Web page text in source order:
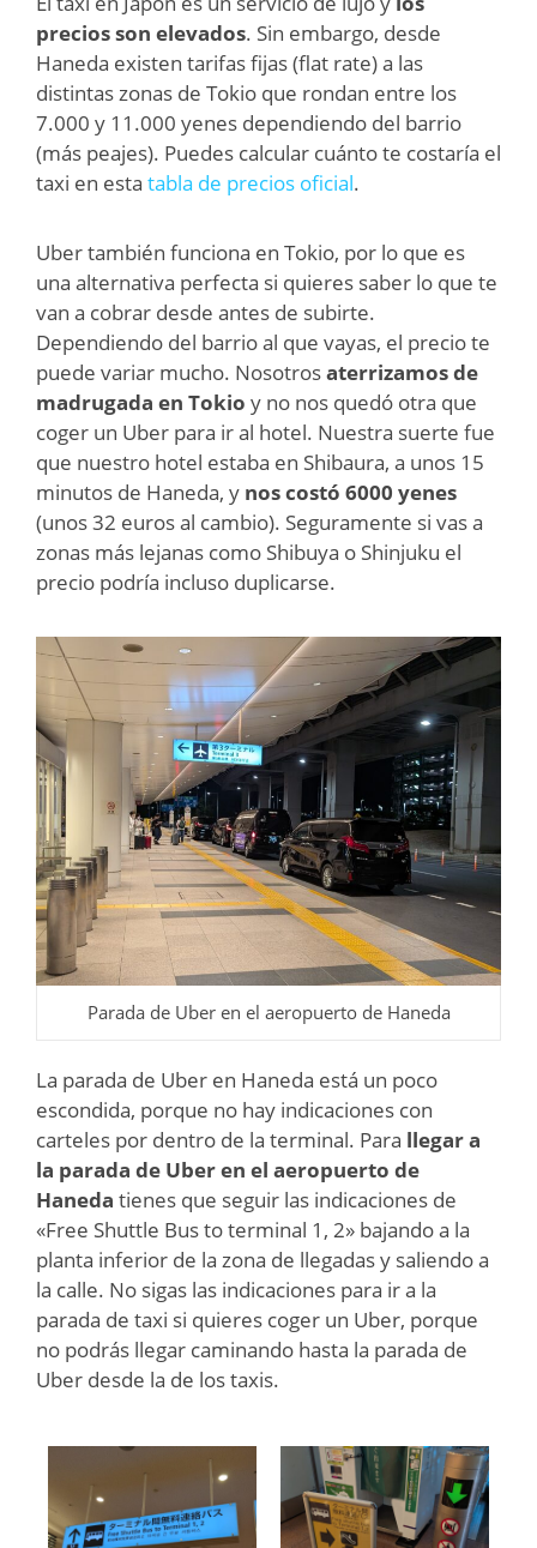
precios son elevados. Sin embargo, desde
Haneda existen tarifas fijas (flat rate) a las
distintas zonas de Tokio que rondan entre los
7.000 y 11.000 yenes dependiendo del barrio
(más peajes). Puedes calcular cuánto te costaría el
taxi en esta tabla de precios oficial.
Uber también funciona en Tokio, por lo que es
una alternativa perfecta si quieres saber lo que te
van a cobrar desde antes de subirte.
Dependiendo del barrio al que vayas, el precio te
puede variar mucho. Nosotrosaterrizamos de
madrugada en Tokio y no nos quedó otra que
coger un Uber para ir al hotel. Nuestra suerte fue
que nuestro hotel estaba en Shibaura, a unos 15
minutos de Haneda, y nos costó 6000 yenes
(unos 32 euros al cambio). Seguramente si vas a
zonas más lejanas como Shibuya o Shinjuku el
precio podría incluso duplicarse.
Parada de Uber en el aeropuerto de Haneda
La parada de Uber en Haneda está un poco
escondida, porque no hay indicaciones con
carteles por dentro de la terminal. Para llegar a
la parada de Uber en el aeropuerto de
Haneda tienes que seguir las indicaciones de
«Free Shuttle Bus to terminal 1, 2» bajando a la
planta inferior de la zona de llegadas y saliendo a
la calle. No sigas las indicaciones para ir a la
parada de taxi si quieres coger un Uber, porque
no podrás llegar caminando hasta la parada de
Uber desde la de los taxis.